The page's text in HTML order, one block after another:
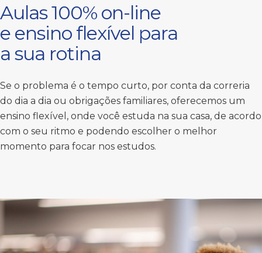
Aulas 100% on-line
e ensino flexível para
a sua rotina
Se o problema é o tempo curto, por conta da correria
do dia a dia ou obrigações familiares, oferecemos um
ensino flexível, onde você estuda na sua casa, de acordo
com o seu ritmo e podendo escolher o melhor
momento para focar nos estudos.